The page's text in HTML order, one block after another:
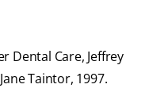
Dental Care, Jeffrey
Taintor, 1997.